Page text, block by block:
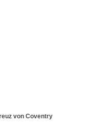
von Coventry